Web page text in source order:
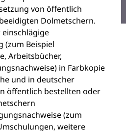
von öffentlich
Dolmetschern.
einschlägige
(zum Beispiel
Arbeitsbücher,
in Farbkopie
und in deutscher
öffentlich bestellten oder
(zum
weitere